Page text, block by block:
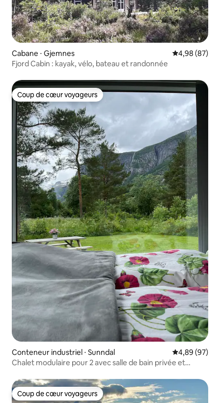
Cabane ⋅ Gjemnes Évaluation
4,98 (87)
Fjord Cabin : kayak, vélo, bateau et randonnée
Coup de cœur voyageurs
Coup de cœur voyageurs
Conteneur industriel ⋅ Sunndal Évaluation
4,89 (97)
Chalet modulaire pour 2 avec salle de bain privée et
Coup de cœur voyageurs
Coup de cœur voyageurs